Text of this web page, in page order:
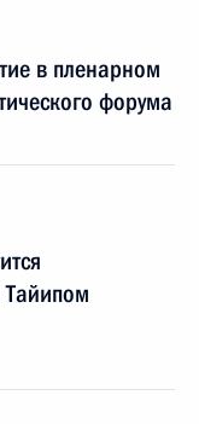
в пленарном
форума
Тайипом